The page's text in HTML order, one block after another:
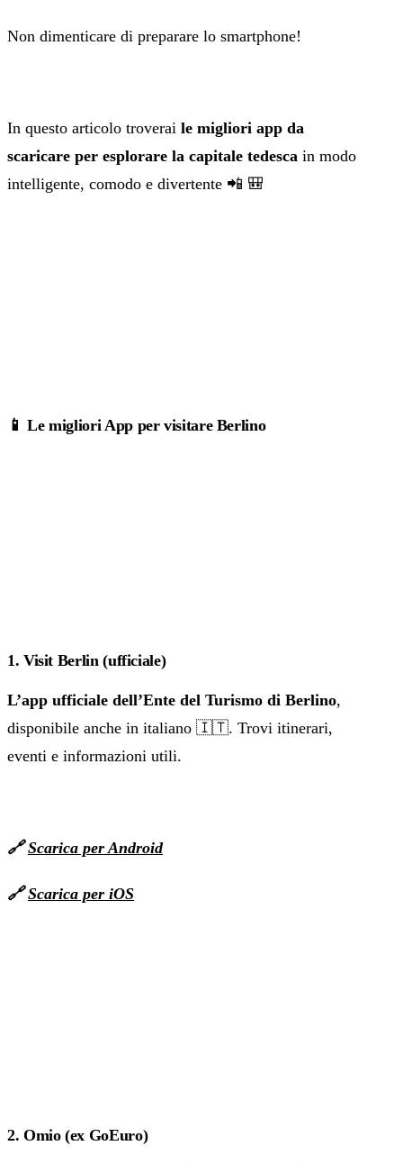
Non dimenticare di preparare lo smartphone!
In questo articolo troverai le migliori app da
scaricare per esplorare la capitale tedesca in modo
intelligente, comodo e divertente 📲 🎒
📱 Le migliori App per visitare Berlino
1. Visit Berlin (ufficiale)
L’app ufficiale dell’Ente del Turismo di Berlino,
disponibile anche in italiano 🇮🇹. Trovi itinerari,
eventi e informazioni utili.
🔗 Scarica per Android
🔗 Scarica per iOS
2. Omio (ex GoEuro)